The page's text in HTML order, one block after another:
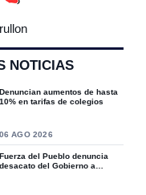
NOTICIAS
aumentos de hasta
en tarifas de colegios
AGO 2026
del Pueblo denuncia
del Gobierno a